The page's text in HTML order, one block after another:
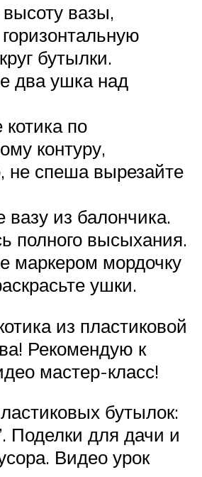
вазы,
бутылки.
два ушка над
по
контуру,
не спеша вырезайте
вазу из балончика.
полного высыхания.
маркером мордочку
ушки.
из пластиковой
Рекомендую к
мастер-класс!
бутылок:
Поделки для дачи и
Видео урок